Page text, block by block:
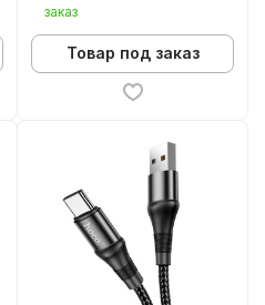
заказ
Товар под заказ